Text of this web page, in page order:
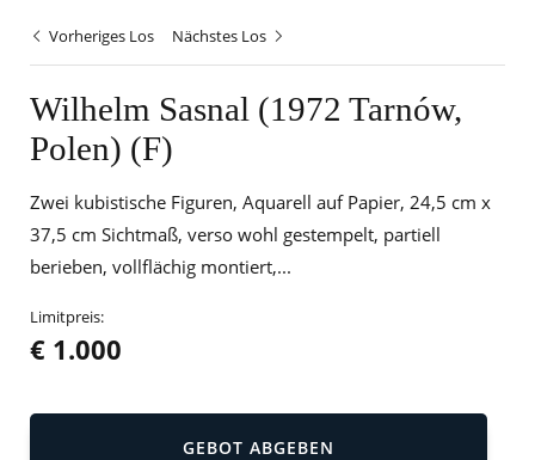
Vorheriges Los Nächstes Los
Wilhelm Sasnal (1972 Tarnów,
Polen) (F)
Zwei kubistische Figuren, Aquarell auf Papier, 24,5 cm x
37,5 cm Sichtmaß, verso wohl gestempelt, partiell
berieben, vollflächig montiert,...
Limitpreis:
€ 1.000
GEBOT ABGEBEN